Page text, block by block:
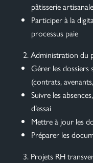
pâtisserie
Participer à la
processus paie
Administration du
Gérer les dossiers
(contrats,
Suivre les
d’essai
Mettre à jour les
Préparer les
Projets RH